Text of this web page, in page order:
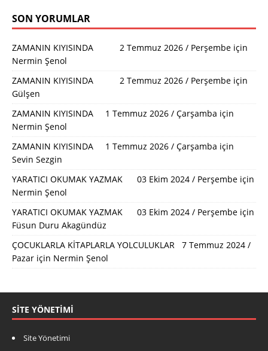
SON YORUMLAR
ZAMANIN KIYISINDA 2 Temmuz 2026 / Perşembe için
Nermin Şenol
ZAMANIN KIYISINDA 2 Temmuz 2026 / Perşembe için
Gülşen
ZAMANIN KIYISINDA 1 Temmuz 2026 / Çarşamba için
Nermin Şenol
ZAMANIN KIYISINDA 1 Temmuz 2026 / Çarşamba için
Sevin Sezgin
YARATICI OKUMAK YAZMAK 03 Ekim 2024 / Perşembe için
Nermin Şenol
YARATICI OKUMAK YAZMAK 03 Ekim 2024 / Perşembe için
Füsun Duru Akagündüz
ÇOCUKLARLA KİTAPLARLA YOLCULUKLAR 7 Temmuz 2024 /
Pazar için Nermin Şenol
SITE YÖNETIMI
Site Yönetimi